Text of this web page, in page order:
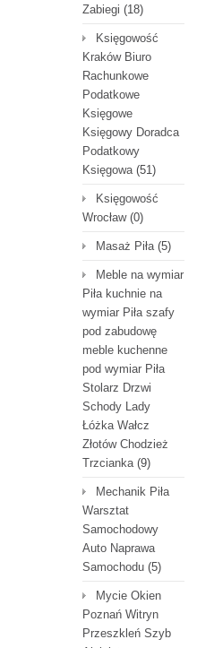
Zabiegi (18)
Księgowość
Kraków Biuro
Rachunkowe
Podatkowe
Księgowe
Księgowy Doradca
Podatkowy
Księgowa(51)
Księgowość
Wrocław(0)
Masaż Piła(5)
Meble na wymiar
Piła kuchnie na
wymiar Piła szafy
pod zabudowę
meble kuchenne
pod wymiar Piła
Stolarz Drzwi
Schody Lady
Łóżka Wałcz
Złotów Chodzież
Trzcianka(9)
Mechanik Piła
Warsztat
Samochodowy
Auto Naprawa
Samochodu (5)
Mycie Okien
Poznań Witryn
Przeszkleń Szyb